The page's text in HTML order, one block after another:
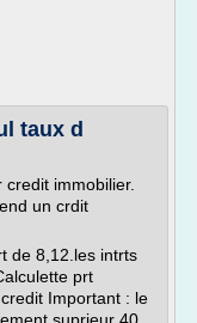
taux d
immobilier.
un crdit
de 8,12.les intrts
prt
Important : le